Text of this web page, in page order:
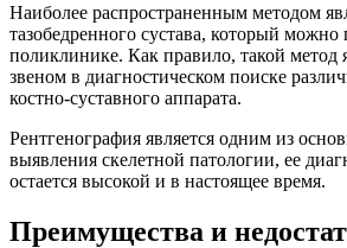
Наиболее распространенным методом
тазобедренного сустава, который
поликлинике. Как правило, такой метод
звеном в диагностическом поиске
костно-суставного аппарата.
Рентгенография является одним из
выявления скелетной патологии, ее
остается высокой и в настоящее время.
Преимущества и